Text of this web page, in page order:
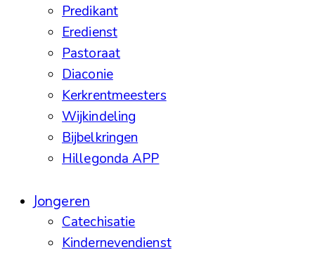
Predikant
Eredienst
Pastoraat
Diaconie
Kerkrentmeesters
Wijkindeling
Bijbelkringen
Hillegonda APP
Jongeren
Catechisatie
Kindernevendienst